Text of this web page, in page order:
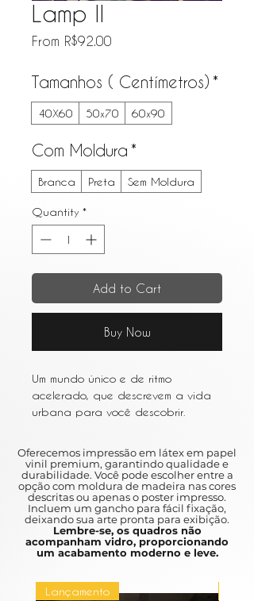
Lamp II
From R$92.00
Tamanhos ( Centímetros) *
40X60 50x70 60x90
Com Moldura *
Branca Preta Sem Moldura
Quantity *
Add to Cart
Buy Now
Um mundo único e de ritmo
acelerado, que descrevem a vida
urbana para você descobrir.
metrópoles movimentadas como
Nova York e São Paulo, a arte
urbana é um ótimo complemento
para qualquer casa.
A unique and fast pace, which can
various works of art depicting life in
Oferecemos impressão em látex em papel
vinil premium, garantindo qualidade e
durabilidade. Você pode escolher entre a
opção com moldura de madeira nas cores
descritas ou apenas o poster impresso.
Incluem um gancho para fácil fixação,
deixando sua arte pronta para exibição.
Lembre-se, os quadros não
acompanham vidro, proporcionando
um acabamento moderno e leve.
Lançamento